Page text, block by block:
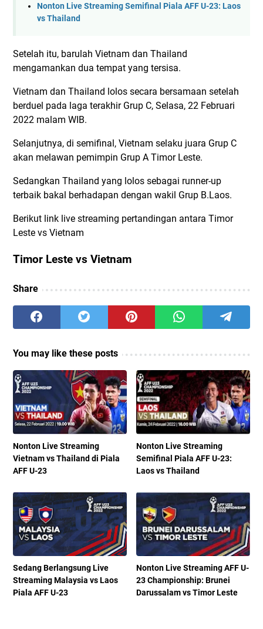
Nonton Live Streaming Semifinal Piala AFF U-23: Laos
vs Thailand
Setelah itu, barulah Vietnam dan Thailand
mengamankan dua tempat yang tersisa.
Vietnam dan Thailand lolos secara bersamaan setelah
berduel pada laga terakhir Grup C, Selasa, 22 Februari
2022 malam WIB.
Selanjutnya, di semifinal, Vietnam selaku juara Grup C
akan melawan pemimpin Grup A Timor Leste.
Sedangkan Thailand yang lolos sebagai runner-up
terbaik bakal berhadapan dengan wakil Grup B.Laos.
Berikut link live streaming pertandingan antara Timor
Leste vs Vietnam
Timor Leste vs Vietnam
Share
You may like these posts
Nonton Live Streaming
Vietnam vs Thailand di Piala
AFF U-23
Nonton Live Streaming
Semifinal Piala AFF U-23:
Laos vs Thailand
Sedang Berlangsung Live
Streaming Malaysia vs Laos
Piala AFF U-23
Nonton Live Streaming AFF U-
23 Championship: Brunei
Darussalam vs Timor Leste